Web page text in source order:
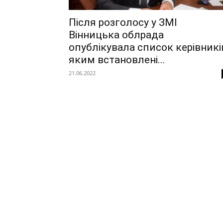
Після розголосу у ЗМІ
Вінницька облрада
опублікувала список
яким встановлені...
21.06.2022